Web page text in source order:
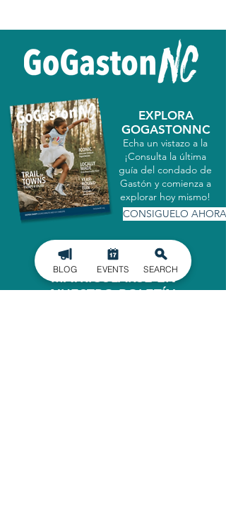
EXPLORA
GOGASTONNC
Echa un vistazo a la
¡Consulta la última
guía del condado de
Gastón y comienza a
explorar hoy mismo!
CONSIGUELO AHORA
MATRICULARSE EN
NUESTRO BOLETÍN
BLOG EVENTS SEARCH